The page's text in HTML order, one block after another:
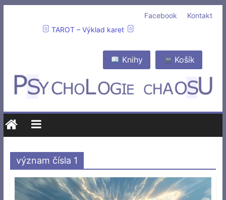
Kontakt
Facebook
TAROT – Výklad karet
Košík
Knihy
význam čísla 1